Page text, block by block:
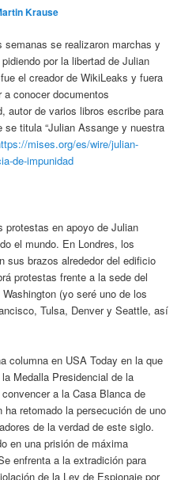
Krause
semanas se realizaron marchas y
por la libertad de Julian
el creador de WikiLeaks y fuera
conocer documentos
autor de varios libros escribe para
titula “Julian Assange y nuestra
mises.org/es/wire/julian-
de-impunidad
protestas en apoyo de Julian
el mundo. En Londres, los
sus brazos alrededor del edificio
protestas frente a la sede del
(yo seré uno de los
Tulsa, Denver y Seattle, así
columna en USA Today en la que
Medalla Presidencial de la
a la Casa Blanca de
ha retomado la persecución de uno
de la verdad de este siglo.
en una prisión de máxima
enfrenta a la extradición para
de la Ley de Espionaje por